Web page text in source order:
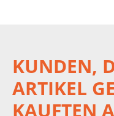
KUNDEN,
ARTIKEL
KAUFTEN